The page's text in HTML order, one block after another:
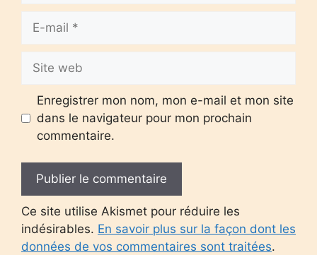
mail
web
Enregistrer mon nom, mon e-mail et mon site
dans le navigateur pour mon prochain
commentaire.
Ce site utilise Akismet pour réduire les
indésirables. En savoir plus sur la façon dont les
données de vos commentaires sont traitées.